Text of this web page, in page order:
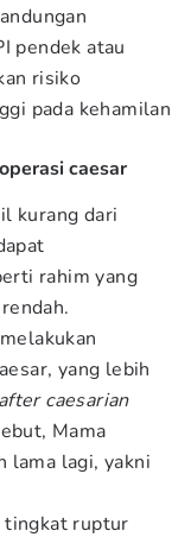
pendek atau
risiko
pada kehamilan
caesar
kurang dari
rahim yang
yang lebih
caesarian
Mama
lama lagi, yakni
tingkat ruptur